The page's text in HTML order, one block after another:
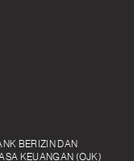
BERIZIN DAN
KEUANGAN (OJK)